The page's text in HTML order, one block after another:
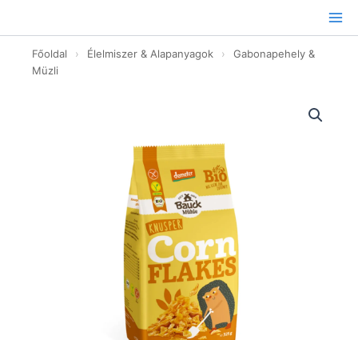
tartalomhoz
Főoldal › Élelmiszer & Alapanyagok ›
Gabonapehely &
Müzli